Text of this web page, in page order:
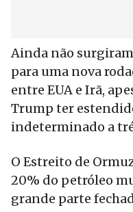
Ainda não
para uma nova
entre EUA e Irã,
Trump ter
indeterminado a
O Estreito de
20% do petróleo
grande parte